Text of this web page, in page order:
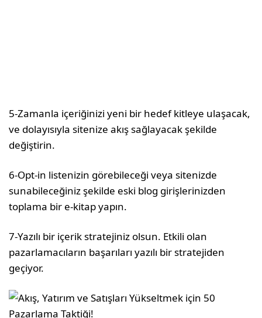
5-Zamanla içeriğinizi yeni bir hedef kitleye ulaşacak,
ve dolayısıyla sitenize akış sağlayacak şekilde
değiştirin.
6-Opt-in listenizin görebileceği veya sitenizde
sunabileceğiniz şekilde eski blog girişlerinizden
toplama bir e-kitap yapın.
7-Yazılı bir içerik stratejiniz olsun. Etkili olan
pazarlamacıların başarıları yazılı bir stratejiden
geçiyor.